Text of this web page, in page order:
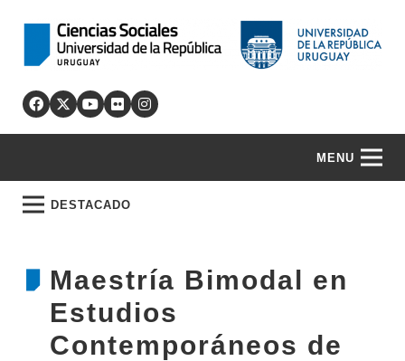
MENU
DESTACADO
Maestría Bimodal en
Estudios
Contemporáneos de